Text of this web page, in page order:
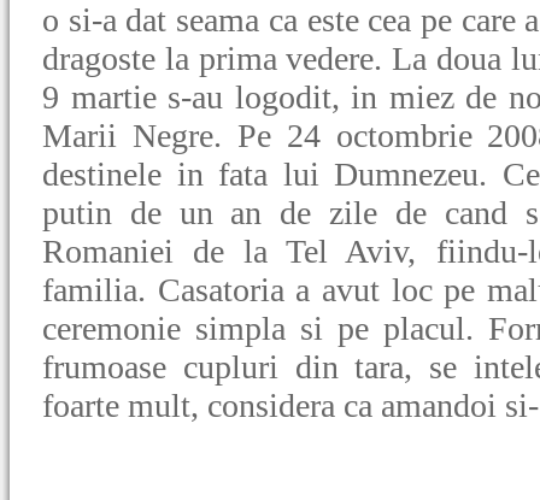
o si-a dat seama ca este cea pe
dragoste la prima vedere. La doua
9 martie s-au logodit, in miez de
Marii Negre. Pe 24 octombrie
destinele in fata lui Dumnezeu.
putin de un an de zile de cand
Romaniei de la Tel Aviv,
familia. Casatoria a avut loc pe
ceremonie simpla si pe placul.
frumoase cupluri din tara, se
foarte mult, considera ca amandoi